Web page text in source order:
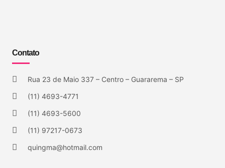
Contato
Rua 23 de Maio 337 – Centro – Guararema – SP
(11) 4693-4771
(11) 4693-5600
(11) 97217-0673
quingma@hotmail.com